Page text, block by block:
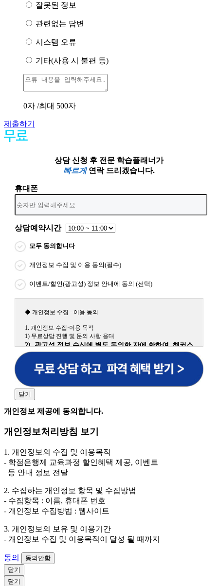
잘못된 정보
관련없는 답변
시스템 오류
기타(사용 시 불편 등)
0자 /최대 500자
제출하기
상담 신청 후 전문 학습플래너가
빠르게연락 드리겠습니다.
휴대폰
상담예약시간
모두 동의합니다
개인정보 수집 및 이용 동의(필수)
이벤트/할인(광고성) 정보 안내에 동의 (선택)
◆ 개인정보 수집 · 이용 동의
1. 개인정보 수집·이용 목적
1) 무료상담 진행 및 문의 사항 응대
2) 광고성 정보 수신에 별도 동의한 자에 한하여 해커스
원격평생교육원을 비롯한 해커스 교육그룹의 새로운 서
비스 신상품이나 이벤트, 최신 정보 안내 등 신청자의 취
향에 맞는 최적의 서비스를 제공하기 위함.
어, 해커스일본어, 해커스잡, 해커스금융, 해커스임용, 해커스공무
원, 해커스경찰, 해커스소방, 해커스공인중개사, 해커스주택관리
사, 해커스편입 등)
3. 개인정보 보유/이용 기간: 법령상 정하는 경우를 제
외하고는 회원탈퇴 시까지 이용 및 보관합니다. 단, 비회
원이거나 상담 시로부터 3년 이내 탈퇴하는 자의 경우,
소비자 불만 또는 분쟁처리를 위해 3년간 보관합니다.
의 경우에는 상담 신청이 제한됩니다.
닫기
개인정보 제공에 동의합니다.
개인정보처리방침 보기
1. 개인정보의 수집 및 이용목적
- 학점은행제 교육과정 할인혜택 제공, 이벤트
등 안내 정보 전달
2. 수집하는 개인정보 항목 및 수집방법
- 수집항목 : 이름, 휴대폰 번호
- 개인정보 수집방법 : 웹사이트
3. 개인정보의 보유 및 이용기간
- 개인정보 수집 및 이용목적이 달성 될 때까지
동의
동의안함
닫기
닫기